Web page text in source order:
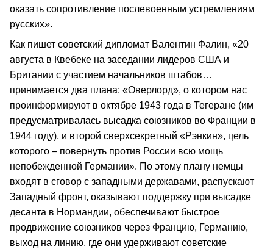
оказать сопротивление послевоенным устремлениям
русских».
Как пишет советский дипломат Валентин Фалин, «20
августа в Квебеке на заседании лидеров США и
Британии с участием начальников штабов…
принимается два плана: «Оверлорд», о котором нас
проинформируют в октябре 1943 года в Тегеране (им
предусматривалась высадка союзников во Франции в
1944 году), и второй сверхсекретный «Рэнкин», цель
которого – повернуть против России всю мощь
непобежденной Германии». По этому плану немцы
входят в сговор с западными державами, распускают
Западный фронт, оказывают поддержку при высадке
десанта в Нормандии, обеспечивают быстрое
продвижение союзников через Францию, Германию,
выход на линию, где они удерживают советские